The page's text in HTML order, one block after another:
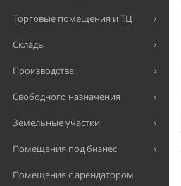
Торговые помещения и ТЦ
Склады
Производства
Свободного назначения
Земельные участки
Помещения под бизнес
Помещения с арендатором